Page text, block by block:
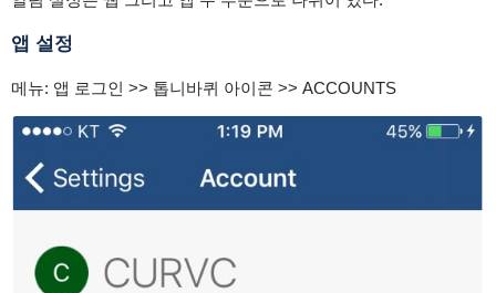
앱 설정
메뉴: 앱 로그인 >> 톱니바퀴 아이콘 >> ACCOUNTS